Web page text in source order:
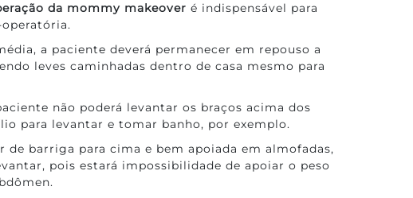
da mommy makeover é indispensável para
a paciente deverá permanecer em repouso a
leves caminhadas dentro de casa mesmo para
não poderá levantar os braços acima dos
para levantar e tomar banho, por exemplo.
de barriga para cima e bem apoiada em almofadas,
pois estará impossibilidade de apoiar o peso